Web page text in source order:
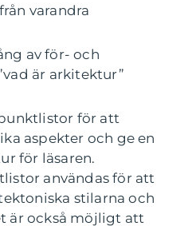
varandra
av för- och
är arkitektur”
för att
aspekter och ge en
för läsaren.
användas för att
stilarna och
är också möjligt att